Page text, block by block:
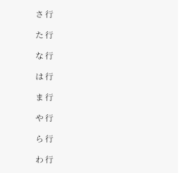
さ行
た行
な行
は行
ま行
や行
ら行
わ行